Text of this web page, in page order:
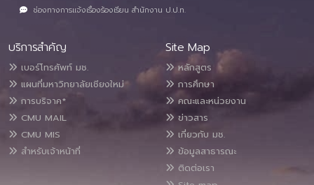
ช่องทางการแจ้งเรื่องร้องเรียน สำนักงาน ป.ป.ท.
บริการสำคัญ
เบอร์โทรศัพท์ มช.
แผนที่มหาวิทยาลัยเชียงใหม่
การบริจาค*
CMU MAIL
CMU MIS
สำหรับเจ้าหน้าที่
Site Map
หลักสูตร
การศึกษา
คณะและหน่วยงาน
ข่าวสาร
เกี่ยวกับ มช.
ข้อมูลสาธารณะ
ติดต่อเรา